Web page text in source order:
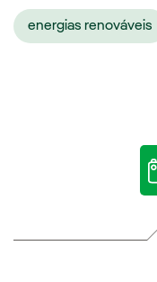
energias renováveis